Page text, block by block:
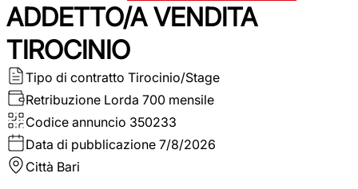
ADDETTO/A VENDITA
TIROCINIO
Tipo di contratto Tirocinio/Stage
Retribuzione Lorda 700 mensile
Codice annuncio 350233
Data di pubblicazione 7/8/2026
Città Bari